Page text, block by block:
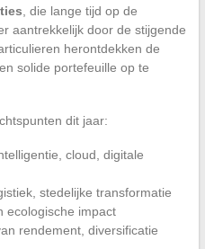
, die lange tijd op de
aantrekkelijk door de stijgende
herontdekken de
solide portefeuille op te
dit jaar:
cloud, digitale
stedelijke transformatie
ecologische impact
rendement, diversificatie